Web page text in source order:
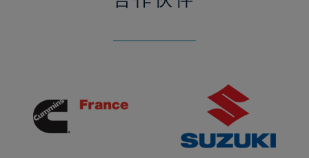
（Cummins）
（SUZUKI）